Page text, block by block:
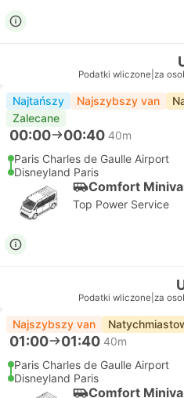
Podatki wliczone za
Najtańszy Najszybszy van
Zalecane
00:00 00:40 40m
Paris Charles de Gaulle Airport
Disneyland Paris
Comfort
Top Power Service
Podatki wliczone za
Najszybszy van
01:00 01:40 40m
Paris Charles de Gaulle Airport
Disneyland Paris
Comfort